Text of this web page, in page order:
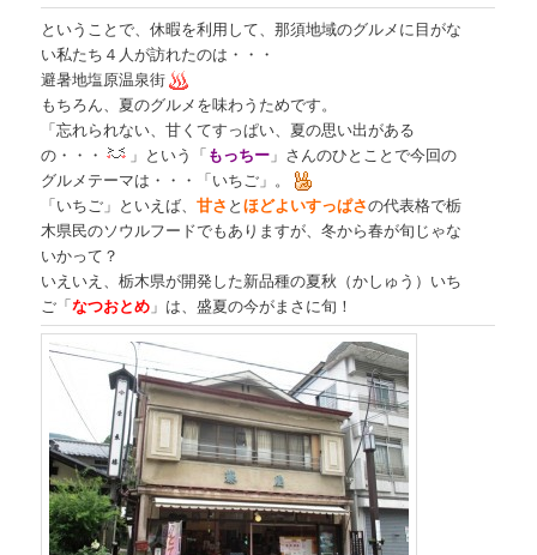
ということで、休暇を利用して、那須地域のグルメに目がな
い私たち４人が訪れたのは・・・
避暑地塩原温泉街
もちろん、夏のグルメを味わうためです。
「忘れられない、甘くてすっぱい、夏の思い出がある
の・・・
」という「もっちー 」さんのひとことで今回の
グルメテーマは・・・「いちご」。
「いちご」といえば、甘さ とほどよいすっぱさの代表格で栃
木県民のソウルフードでもありますが、冬から春が旬じゃな
いかって？
いえいえ、栃木県が開発した新品種の夏秋（かしゅう）いち
ご「なつおとめ 」は、盛夏の今がまさに旬！